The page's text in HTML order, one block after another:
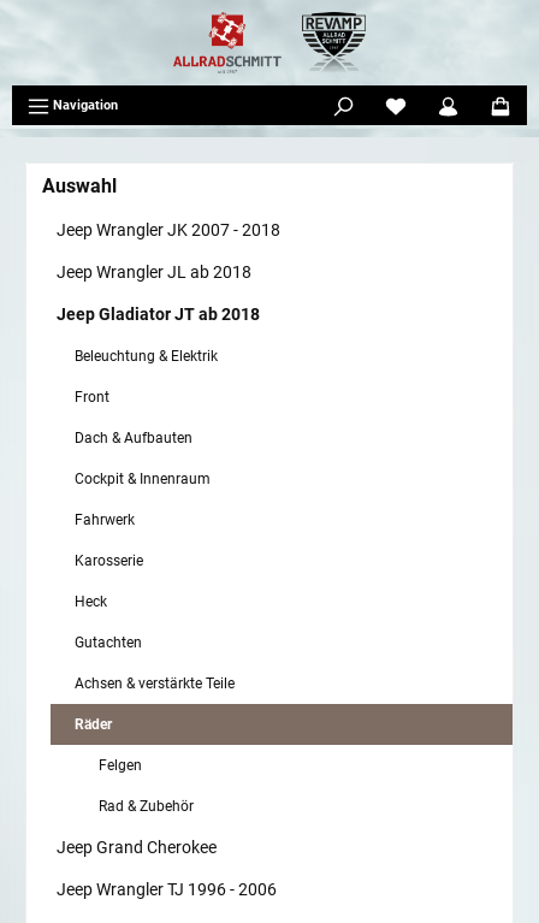
Navigation
Auswahl
Jeep Wrangler JK 2007 - 2018
Jeep Wrangler JL ab 2018
Jeep Gladiator JT ab 2018
Beleuchtung & Elektrik
Front
Dach & Aufbauten
Cockpit & Innenraum
Fahrwerk
Karosserie
Heck
Gutachten
Achsen & verstärkte Teile
Räder
Felgen
Rad & Zubehör
Jeep Grand Cherokee
Jeep Wrangler TJ 1996 - 2006